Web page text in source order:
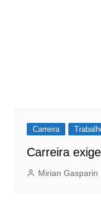
Carreira
Carreira
Mirian Gasparin